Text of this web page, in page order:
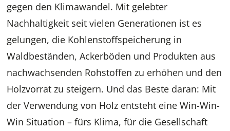
gegen den Klimawandel. Mit gelebter
Nachhaltigkeit seit vielen Generationen ist es
gelungen, die Kohlenstoffspeicherung in
Waldbeständen, Ackerböden und Produkten aus
nachwachsenden Rohstoffen zu erhöhen und den
Holzvorrat zu steigern. Und das Beste daran: Mit
der Verwendung von Holz entsteht eine Win-Win-
Win Situation – fürs Klima, für die Gesellschaft